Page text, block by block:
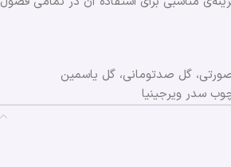
گل صدتومانی، گل یاسمین
سدر ویرجینیا